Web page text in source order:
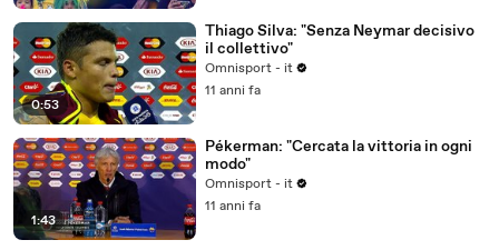
0:53
Thiago Silva: "Senza Neymar decisivo
il collettivo"
Omnisport - it
11 anni fa
1:43
Pékerman: "Cercata la vittoria in ogni
modo"
Omnisport - it
11 anni fa